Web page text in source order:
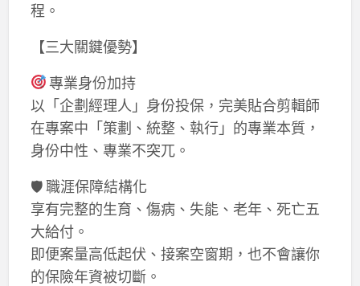
程。
【三大關鍵優勢】
專業身份加持
以「企劃經理人」身份投保，完美貼合剪輯師
在專案中「策劃、統整、執行」的專業本質，
身份中性、專業不突兀。
🛡 職涯保障結構化
享有完整的生育、傷病、失能、老年、死亡五
大給付。
即便案量高低起伏、接案空窗期，也不會讓你
的保險年資被切斷。